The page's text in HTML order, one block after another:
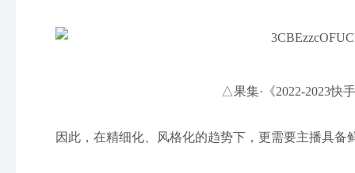
△果集·《2022-2023快
因此，在精细化、风格化的趋势下，更需要主播具备